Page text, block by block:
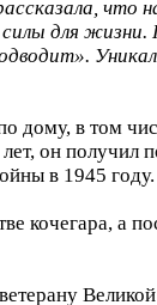
что
для жизни.
дому, в том
он получил
в 1945 году.
кочегара, а